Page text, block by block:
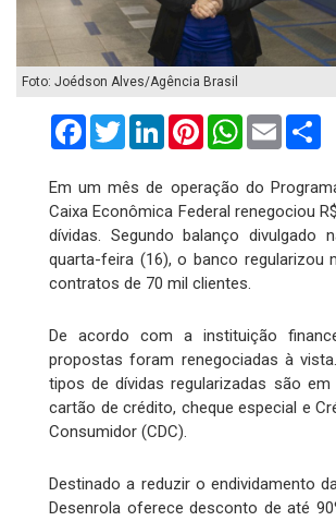
Foto: Joédson Alves/Agência Brasil
FacebookTwitterLinkedInPinterestWhatsApp
Email
Em um mês de operação do
Caixa Econômica Federal renegociou
dívidas. Segundo balanço divulgado
quarta-feira (16), o banco regularizou
contratos de 70 mil clientes.
De acordo com a instituição
propostas foram renegociadas à
tipos de dívidas regularizadas são em
cartão de crédito, cheque especial e
Consumidor (CDC).
Destinado a reduzir o endividamento
Desenrola oferece desconto de até